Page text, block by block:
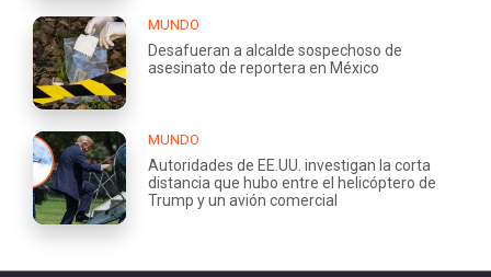
MUNDO
Desafueran a alcalde sospechoso de
asesinato de reportera en México
MUNDO
Autoridades de EE.UU. investigan la corta
distancia que hubo entre el helicóptero de
Trump y un avión comercial